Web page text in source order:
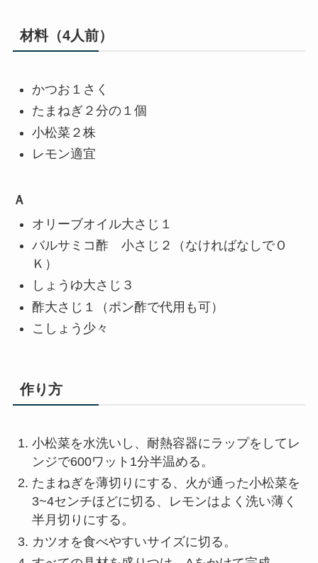
材料（4人前）
かつお１さく
たまねぎ２分の１個
小松菜２株
レモン適宜
Ａ
オリーブオイル大さじ１
バルサミコ酢 小さじ２（なければなしでＯ
Ｋ）
しょうゆ大さじ３
酢大さじ１（ポン酢で代用も可）
こしょう少々
作り方
小松菜を水洗いし、耐熱容器にラップをしてレ
ンジで600ワット1分半温める。
たまねぎを薄切りにする、火が通った小松菜を
3~4センチほどに切る、レモンはよく洗い薄く
半月切りにする。
カツオを食べやすいサイズに切る。